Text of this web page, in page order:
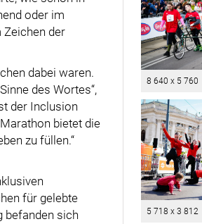
oder im
Zeichen der
dabei waren.
des Wortes“,
der Inclusion
bietet die
zu füllen.“
für gelebte
befanden sich
8 640 x 5 760
5 718 x 3 812